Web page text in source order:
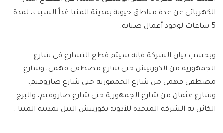
الكهربائي عن عدة مناطق حيوية بمدينة المنيا غداً السبت، لمدة
5 ساعات لوجود أعمال صيانة.
وبحسب بيان الشركة فإنه سيتم قطع التسارع في شارع
الجمهورية من الكورنيش حتى شارع مصطفى فهمي، وشارع
مصطفى فهمى من شارع الجمهورية حتى شارع صاروفيم،
وشارع عثمان من شارع الجمهورية حتى شارع صاروفيم، والبرج
الكائن به الشركة المتحدة للأدوية بكورنيش النيل بمدينة المنيا .